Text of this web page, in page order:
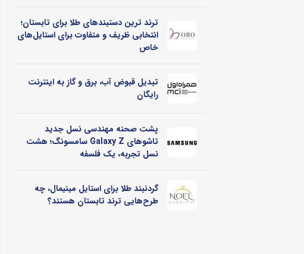
ترند ترین دستبندهای طلا برای تابستان؛
انتخابی ظریف و متفاوت برای استایل‌های
خاص
تبدیل قبوض آب، برق و گاز به اینترنت
رایگان
پشت صحنه مهندسی نسل جدید
تاشوهای Galaxy Z سامسونگ؛ هشت
نسل تجربه، یک فلسفه
گردنبند طلا برای استایل مینیمال، چه
طرح‌هایی ترند تابستان هستند؟